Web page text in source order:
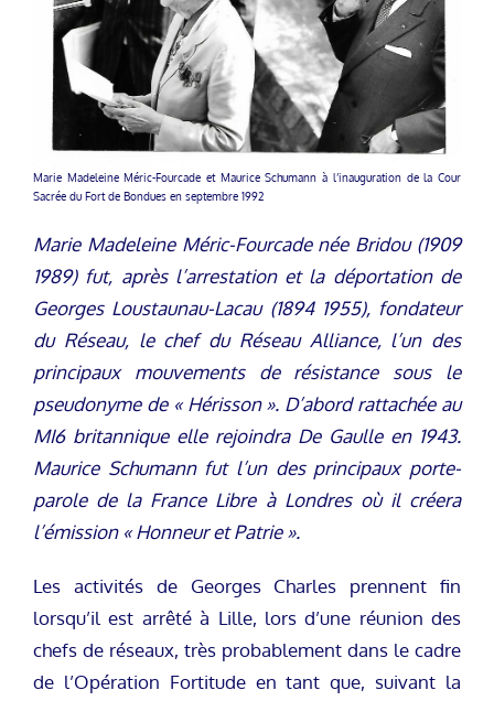
Marie Madeleine Méric-Fourcade et Maurice Schumann à l’inauguration de la Cour
Sacrée du Fort de Bondues en septembre 1992
Marie Madeleine Méric-Fourcade née Bridou (1909
1989) fut, après l’arrestation et la déportation de
Georges Loustaunau-Lacau (1894 1955), fondateur
du Réseau, le chef du Réseau Alliance, l’un des
principaux mouvements de résistance sous le
pseudonyme de « Hérisson ». D’abord rattachée au
MI6 britannique elle rejoindra De Gaulle en 1943.
Maurice Schumann fut l’un des principaux porte-
parole de la France Libre à Londres où il créera
l’émission « Honneur et Patrie ».
Les activités de Georges Charles prennent fin
lorsqu’il est arrêté à Lille, lors d’une réunion des
chefs de réseaux, très probablement dans le cadre
de l’Opération Fortitude en tant que, suivant la